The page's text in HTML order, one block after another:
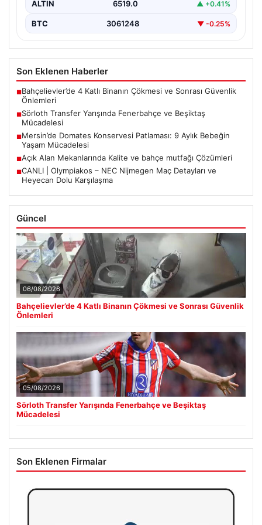
ALTIN 6519.0 ▲ +0.41%
BTC 3061248 ▼ -0.25%
Son Eklenen Haberler
■Bahçelievler’de 4 Katlı Binanın Çökmesi ve Sonrası Güvenlik
Önlemleri
■Sörloth Transfer Yarışında Fenerbahçe ve Beşiktaş
Mücadelesi
■Mersin’de Domates Konservesi Patlaması: 9 Aylık Bebeğin
Yaşam Mücadelesi
■Açık Alan Mekanlarında Kalite ve bahçe mutfağı Çözümleri
■CANLI | Olympiakos – NEC Nijmegen Maç Detayları ve
Heyecan Dolu Karşılaşma
Güncel
06/08/2026
Bahçelievler’de 4 Katlı Binanın Çökmesi ve Sonrası Güvenlik
Önlemleri
05/08/2026
Sörloth Transfer Yarışında Fenerbahçe ve Beşiktaş
Mücadelesi
Son Eklenen Firmalar